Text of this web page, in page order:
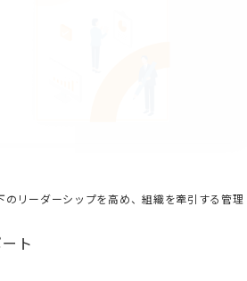
のリーダーシップを高め、組織を牽引する管理
ト